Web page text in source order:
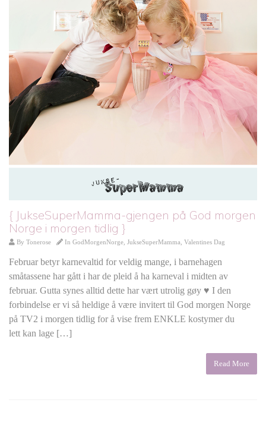
{ JukseSuperMamma-gjengen på God morgen
Norge i morgen tidlig }
By Tonerose In GodMorgenNorge JukseSuperMamma Valentines Dag
Februar betyr karnevaltid for veldig mange, i barnehagen
småtassene har gått i har de pleid å ha karneval i midten av
februar. Gutta synes alltid dette har vært utrolig gøy ♥ I den
forbindelse er vi så heldige å være invitert til God morgen Norge
på TV2 i morgen tidlig for å vise frem ENKLE kostymer du
lett kan lage […]
Read More